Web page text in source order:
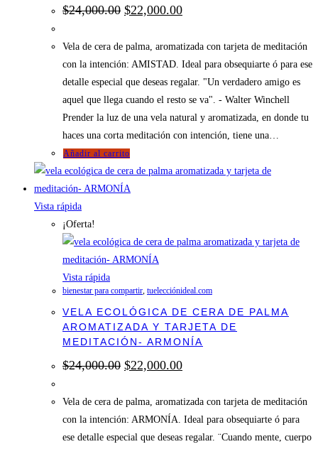
$24,000.00 El
precio
era:
$24,000.00.
$22,000.00El
es:
$22,000.00.
Vela de cera de palma, aromatizada con tarjeta de meditación
con la intención: AMISTAD. Ideal para obsequiarte ó para ese
detalle especial que deseas regalar. "Un verdadero amigo es
aquel que llega cuando el resto se va". - Walter Winchell
Prender la luz de una vela natural y aromatizada, en donde tu
haces una corta meditación con intención, tiene una…
Añadir al carrito
Vista rápida
¡Oferta!
Vista rápida
bienestar para compartir, tuelecciónideal.com
VELA ECOLÓGICA DE CERA DE PALMA
AROMATIZADA Y TARJETA DE
MEDITACIÓN- ARMONÍA
$24,000.00 El
precio
era:
$24,000.00.
$22,000.00El
es:
$22,000.00.
Vela de cera de palma, aromatizada con tarjeta de meditación
con la intención: ARMONÍA. Ideal para obsequiarte ó para
ese detalle especial que deseas regalar. ¨Cuando mente, cuerpo